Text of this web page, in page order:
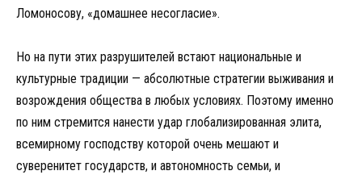
Ломоносову, «домашнее несогласие».
Но на пути этих разрушителей встают национальные и
культурные традиции — абсолютные стратегии выживания и
возрождения общества в любых условиях. Поэтому именно
по ним стремится нанести удар глобализированная элита,
всемирному господству которой очень мешают и
суверенитет государств, и автономность семьи, и